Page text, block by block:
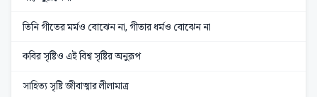
তিনি গীতের মর্মও বোঝেন না, গীতার ধর্মও বোঝেন না
কবির সৃষ্টিও এই বিশ্ব সৃষ্টির অনুরূপ
সাহিত্য সৃষ্টি জীবাত্মার লীলামাত্র